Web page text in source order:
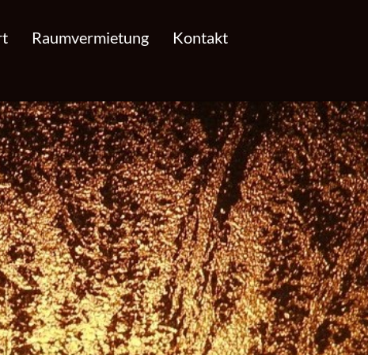
Raumvermietung Kontakt